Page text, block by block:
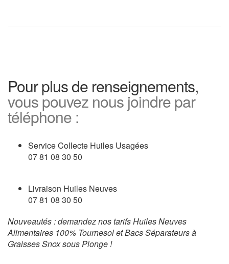
Pour plus de renseignements,
vous pouvez nous joindre par
téléphone :
Service Collecte Huiles Usagées
07 81 08 30 50
Livraison Huiles Neuves
07 81 08 30 50
Nouveautés : demandez nos tarifs Huiles Neuves
Alimentaires 100% Tournesol et Bacs Séparateurs à
Graisses Snox sous Plonge !